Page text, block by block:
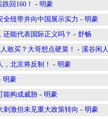
回160！ - 明豪
全纽带并向中国展示实力 - 明豪
能代表国际正义吗？ - 舒畅
敢买？大哥想点硬菜！ - 溪谷闲
北京将反制！ - 明豪
明豪
能构成威胁 - 明豪
刺激但未见重大政策转向 - 明豪